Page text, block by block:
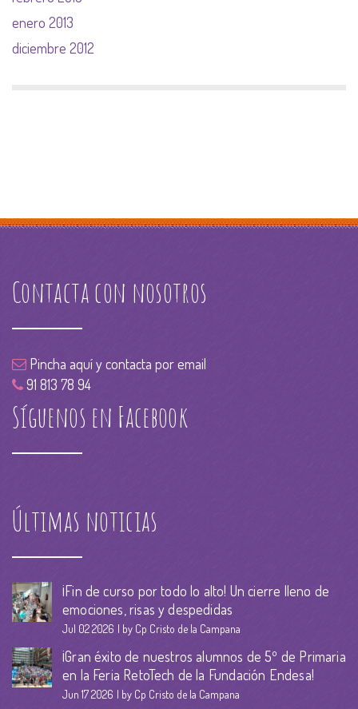
enero 2013
diciembre 2012
Contacta con nosotros
Pincha aquí y contacta por email
91 813 78 94
Síguenos en Facebook
Últimas noticias
¡Fin de curso por todo lo alto! Un cierre lleno de
emociones, risas y despedidas
Jul 02 2026 by Cp Cristo de la Campana
¡Gran éxito de nuestros alumnos de 5º de Primaria
en la Feria RetoTech de la Fundación Endesa!
Jun 17 2026 by Cp Cristo de la Campana